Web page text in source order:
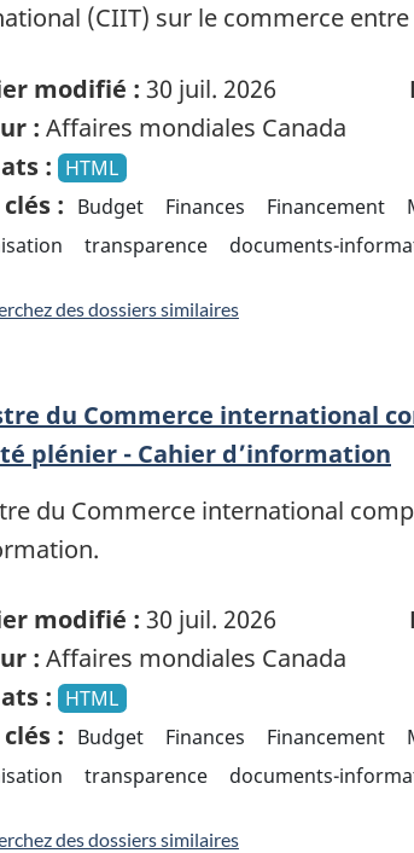
(CIIT) sur le commerce
modifié : 30 juil. 2026
: Affaires mondiales Canada
: HTML
: Budget Finances Financement
transparence documents-
des dossiers similaires
du Commerce international
plénier - Cahier d’information
du Commerce international
modifié : 30 juil. 2026
: Affaires mondiales Canada
: HTML
: Budget Finances Financement
transparence documents-
des dossiers similaires